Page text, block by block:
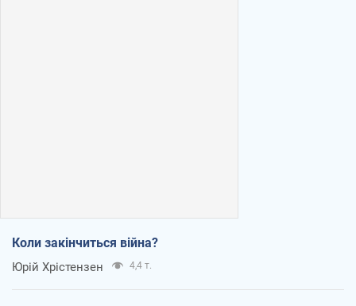
Коли закінчиться війна?
Юрій Хрістензен 4,4 т.